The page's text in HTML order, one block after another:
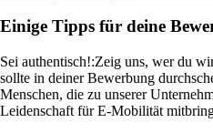
Einige Tipps für deine
Sei authentisch!:Zeig uns, wer du
sollte in deiner Bewerbung
Menschen, die zu unserer
Leidenschaft für E-Mobilität